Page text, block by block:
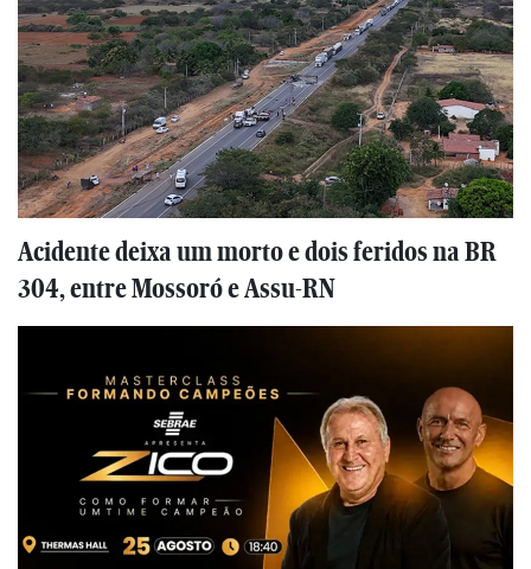
Acidente deixa um morto e dois feridos na BR
304, entre Mossoró e Assu-RN